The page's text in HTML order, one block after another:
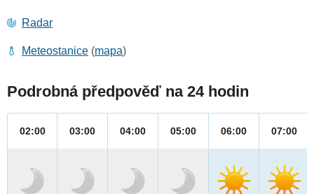
Radar
Meteostanice (mapa)
Podrobná předpověď na 24 hodin
02:00 03:00 04:00 05:00 06:00 07:00